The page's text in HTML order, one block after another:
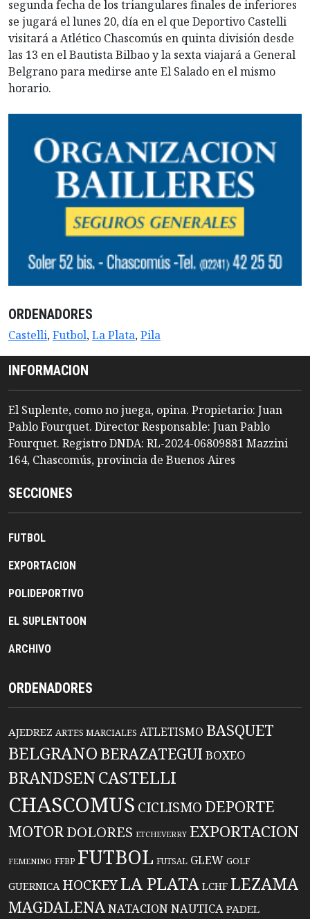
segunda fecha de los triangulares finales de inferiores
se jugará el lunes 20, día en el que Deportivo Castelli
visitará a Atlético Chascomús en quinta división desde
las 13 en el Bautista Bilbao y la sexta viajará a General
Belgrano para medirse ante El Salado en el mismo
horario.
ORDENADORES
Castelli,Futbol,La Plata,Pila
INFORMACION
El Suplente, como no juega, opina. Propietario: Juan
Pablo Fourquet. Director Responsable: Juan Pablo
Fourquet. Registro DNDA: RL-2024-06809881 Mazzini
164, Chascomús, provincia de Buenos Aires
SECCIONES
FUTBOL
EXPORTACION
POLIDEPORTIVO
EL SUPLENTOON
ARCHIVO
ORDENADORES
AJEDREZ ARTES MARCIALES ATLETISMO BASQUET
BELGRANO BERAZATEGUIBOXEO
BRANDSENCASTELLI
CHASCOMUS CICLISMO DEPORTE
MOTORDOLORES ETCHEVERRY EXPORTACION
FEMENINO FFBP FUTBOL FUTSAL GLEW GOLF
GUERNICA HOCKEYLA PLATA LCHF LEZAMA
MAGDALENANATACIONNAUTICA PADEL